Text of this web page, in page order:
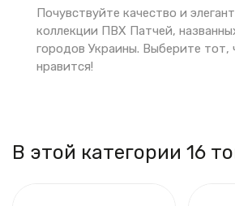
Почувствуйте качество и
коллекции ПВХ Патчей,
городов Украины. Выберите тот,
нравится!
В этой категории 16